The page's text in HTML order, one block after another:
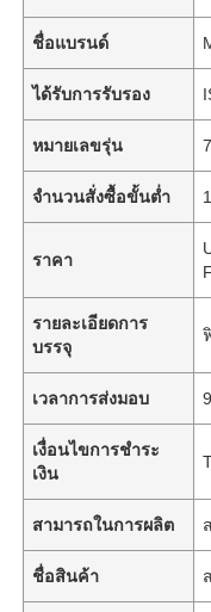
ชื่อแบรนด์
ได้รับการรับรอง
หมายเลขรุ่น
จำนวนสั่งซื้อขั้นต่ำ
ราคา
รายละเอียดการ
บรรจุ
เวลาการส่งมอบ
เงื่อนไขการชำระ
เงิน
สามารถในการผลิต
ชื่อสินค้า